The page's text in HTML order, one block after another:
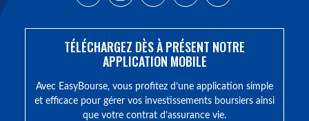
TÉLÉCHARGEZ DÈS À PRÉSENT NOTRE
APPLICATION MOBILE
Avec EasyBourse, vous profitez d’une application simple
et efficace pour gérer vos investissements boursiers ainsi
que votre contrat d’assurance vie.